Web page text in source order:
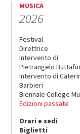
MUSICA
2026
Festival
Direttrice
Intervento di
Pietrangelo
Intervento di
Barbieri
Biennale College
Edizioni passate
Orari e sedi
Biglietti